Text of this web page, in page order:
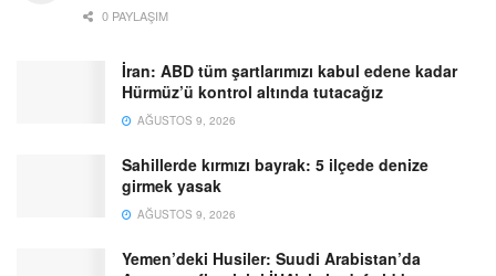
0 PAYLAŞIM
İran: ABD tüm şartlarımızı kabul edene kadar
Hürmüz’ü kontrol altında tutacağız
AĞUSTOS 9, 2026
Sahillerde kırmızı bayrak: 5 ilçede denize
girmek yasak
AĞUSTOS 9, 2026
Yemen’deki Husiler: Suudi Arabistan’da